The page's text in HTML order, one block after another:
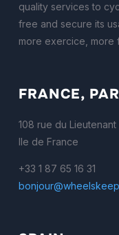
quality services to
free and secure its
more exercice, more
FRANCE,
108 rue du
Ile de France
+33 1 87 65 16 31